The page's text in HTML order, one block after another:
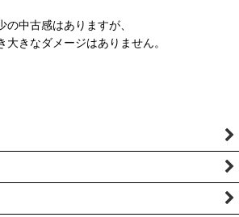
の中古感はありますが、
大きなダメージはありません。